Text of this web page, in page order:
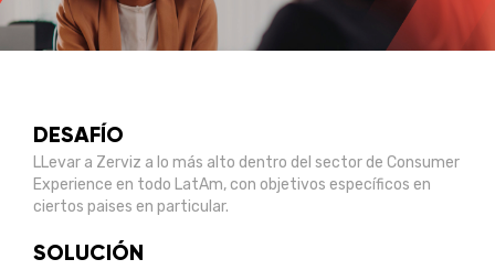
DESAFÍO
LLevar a Zerviz a lo más alto dentro del sector de Consumer
Experience en todo LatAm, con objetivos específicos en
ciertos paises en particular.
SOLUCIÓN